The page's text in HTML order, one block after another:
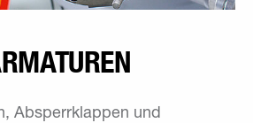
Absperrklappen und